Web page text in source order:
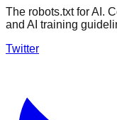
The robots.txt for AI.
and AI training
Twitter